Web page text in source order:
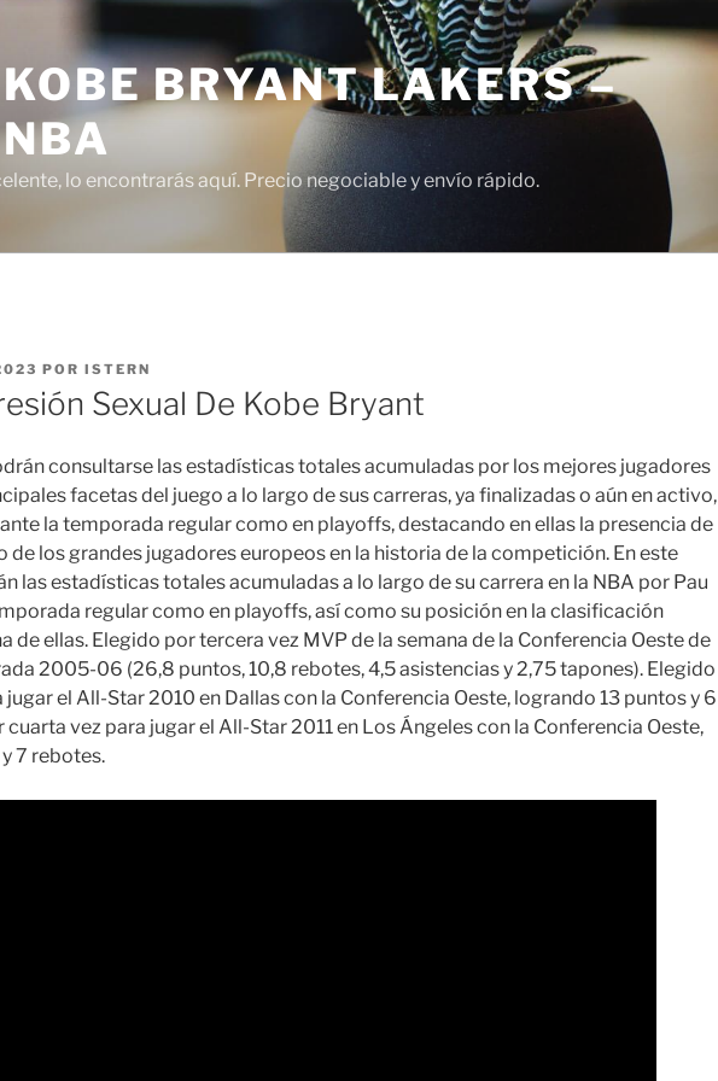
BRYANT LAKERS –
lo encontrarás aquí. Precio negociable y envío rápido.
POR ISTERN
Sexual De Kobe Bryant
consultarse las estadísticas totales acumuladas por los mejores jugadores
facetas del juego a lo largo de sus carreras, ya finalizadas o aún en activo,
la temporada regular como en playoffs, destacando en ellas la presencia de
de los grandes jugadores europeos en la historia de la competición. En este
las estadísticas totales acumuladas a lo largo de su carrera en la NBA por Pau
regular como en playoffs, así como su posición en la clasificación
de ellas. Elegido por tercera vez MVP de la semana de la Conferencia Oeste de
2005-06 (26,8 puntos, 10,8 rebotes, 4,5 asistencias y 2,75 tapones). Elegido
el All-Star 2010 en Dallas con la Conferencia Oeste, logrando 13 puntos y 6
vez para jugar el All-Star 2011 en Los Ángeles con la Conferencia Oeste,
7 rebotes.